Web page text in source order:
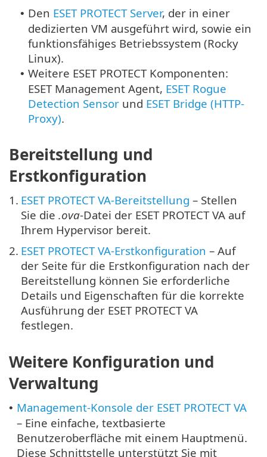
• Den ESET PROTECT Server, der in einer
dedizierten VM ausgeführt wird, sowie ein
funktionsfähiges Betriebssystem (Rocky
Linux).
• Weitere ESET PROTECT Komponenten:
ESET Management Agent, ESET Rogue
Detection Sensor und ESET Bridge (HTTP-
Proxy).
Bereitstellung und
Erstkonfiguration
1. ESET PROTECT VA-Bereitstellung – Stellen
Sie die .ova-Datei der ESET PROTECT VA auf
Ihrem Hypervisor bereit.
2. ESET PROTECT VA-Erstkonfiguration – Auf
der Seite für die Erstkonfiguration nach der
Bereitstellung können Sie erforderliche
Details und Eigenschaften für die korrekte
Ausführung der ESET PROTECT VA
festlegen.
Weitere Konfiguration und
Verwaltung
• Management-Konsole der ESET PROTECT VA
– Eine einfache, textbasierte
Benutzeroberfläche mit einem Hauptmenü.
Diese Schnittstelle unterstützt Sie mit